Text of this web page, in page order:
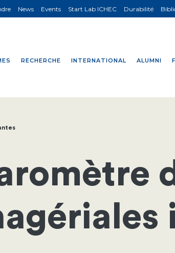
RECHERCHE INTERNATIONAL ALUMNI
News Events Start Lab ICHEC Durabilité